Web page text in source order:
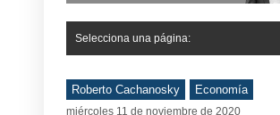
Selecciona una página:
Roberto Cachanosky Economía
miércoles 11 de noviembre de 2020